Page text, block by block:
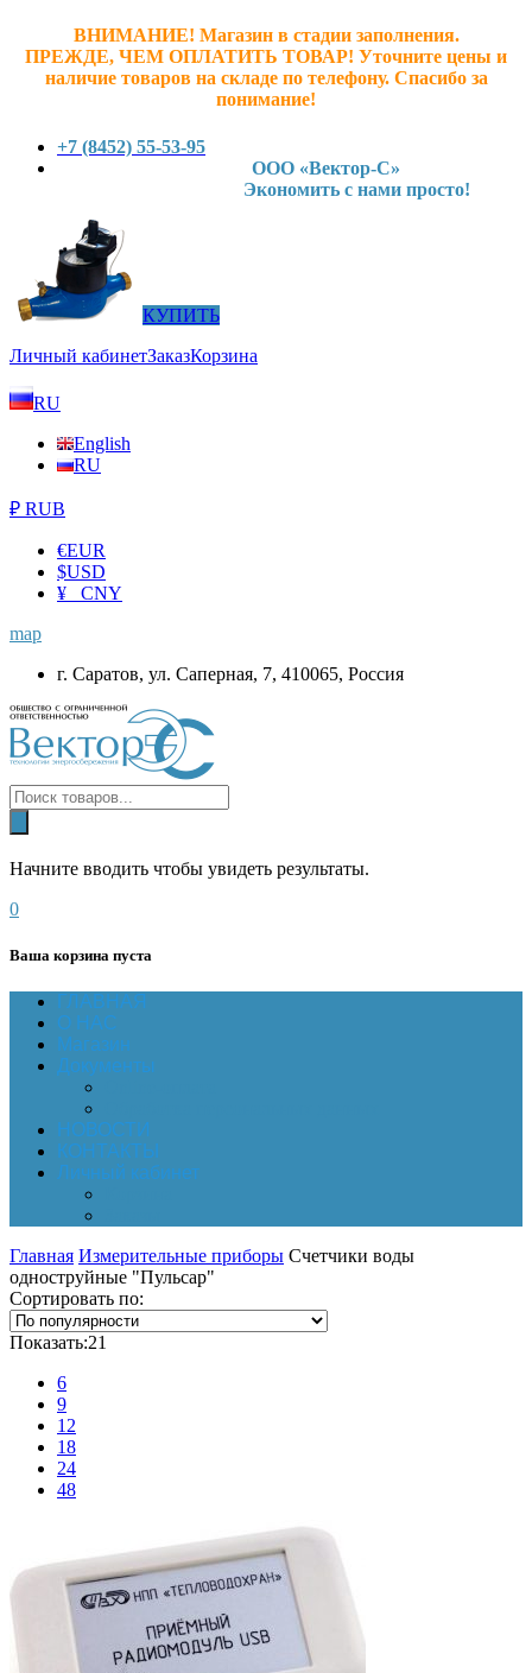
ВНИМАНИЕ! Магазин в стадии заполнения.
ПРЕЖДЕ, ЧЕМ ОПЛАТИТЬ ТОВАР! Уточните цены и
наличие товаров на складе по телефону. Спасибо за
понимание!
+7 (8452) 55-53-95
ООО «Вектор-С»
Экономить с нами просто!
КУПИТЬ
Личный кабинетЗаказКорзина
RU
English
RU
₽ RUB
€EUR
$USD
¥ CNY
map
г. Саратов, ул. Саперная, 7, 410065, Россия
Начните вводить чтобы увидеть результаты.
0
Ваша корзина пуста
ГЛАВНАЯ
О НАС
Магазин
Документы
НОВОСТИ
КОНТАКТЫ
Личный кабинет
Главная Измерительные приборы Счетчики воды
одноструйные "Пульсар"
Сортировать по:
Показать:21
6
9
12
18
24
48